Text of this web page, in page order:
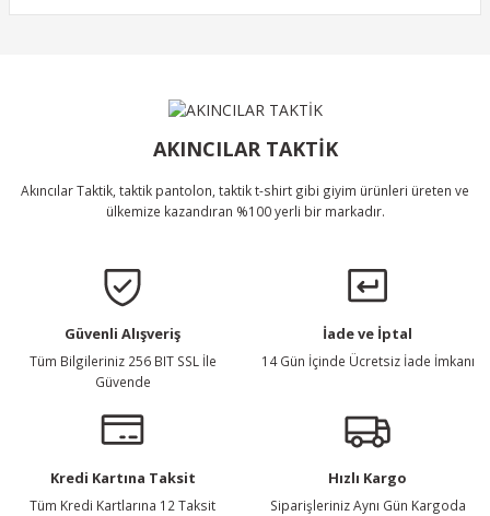
Ürün fiyatı diğer sitelerden daha pahalı.
Bu ürüne benzer farklı alternatifler olmalı.
Ürün Bulunamadı.
AKINCILAR TAKTİK
Akıncılar Taktik, taktik pantolon, taktik t-shirt gibi giyim ürünleri üreten ve
ülkemize kazandıran %100 yerli bir markadır.
Güvenli Alışveriş
Tüm Bilgileriniz 256 BIT SSL İle
Güvende
İade ve İptal
14 Gün İçinde Ücretsiz İade İmkanı
Kredi Kartına Taksit
Tüm Kredi Kartlarına 12 Taksit
Hızlı Kargo
Siparişleriniz Aynı Gün Kargoda